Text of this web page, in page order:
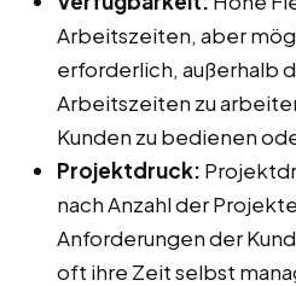
Arbeitszeiten, aber
erforderlich, außerhalb
Arbeitszeiten zu
Kunden zu bedienen
Projektdruck:
nach Anzahl der
Anforderungen der
oft ihre Zeit selbst